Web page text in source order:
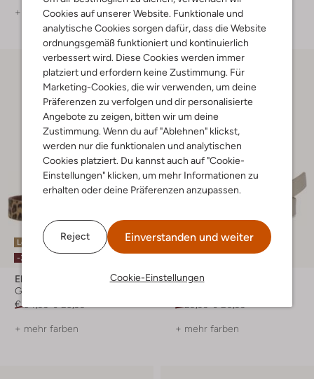
Cookies auf unserer Website. Funktionale und
analytische Cookies sorgen dafür, dass die Website
ordnungsgemäß funktioniert und kontinuierlich
verbessert wird. Diese Cookies werden immer
platziert und erfordern keine Zustimmung. Für
Marketing-Cookies, die wir verwenden, um deine
Präferenzen zu verfolgen und dir personalisierte
Angebote zu zeigen, bitten wir um deine
Zustimmung. Wenn du auf "Ablehnen" klickst,
werden nur die funktionalen und analytischen
Cookies platziert. Du kannst auch auf "Cookie-
Einstellungen" klicken, um mehr Informationen zu
erhalten oder deine Präferenzen anzupassen.
Reject Einverstanden und weiter
Cookie-Einstellungen
+ mehr farben + mehr farben
Letzte Größen
-30%
Elvy
Gürtel
€ 34,99 € 23,99
+ mehr farben
Letzte Größen
Notre-V
€ 29,99 € 20,99
+ mehr farben